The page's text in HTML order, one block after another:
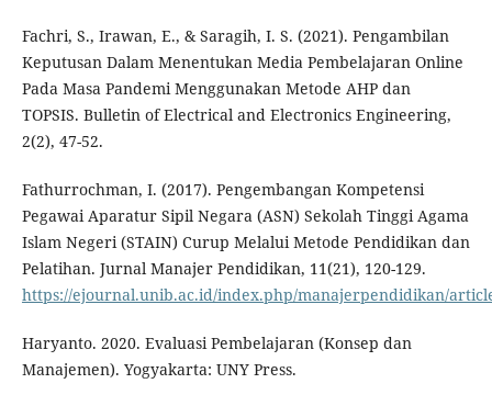
Fachri, S., Irawan, E., & Saragih, I. S. (2021). Pengambilan
Keputusan Dalam Menentukan Media Pembelajaran Online
Pada Masa Pandemi Menggunakan Metode AHP dan
TOPSIS. Bulletin of Electrical and Electronics Engineering,
2(2), 47-52.
Fathurrochman, I. (2017). Pengembangan Kompetensi
Pegawai Aparatur Sipil Negara (ASN) Sekolah Tinggi Agama
Islam Negeri (STAIN) Curup Melalui Metode Pendidikan dan
Pelatihan. Jurnal Manajer Pendidikan, 11(21), 120-129.
https://ejournal.unib.ac.id/index.php/manajerpendidikan/
Haryanto. 2020. Evaluasi Pembelajaran (Konsep dan
Manajemen). Yogyakarta: UNY Press.